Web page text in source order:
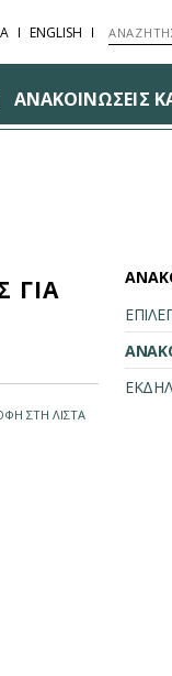
ENGLISH
ΑΝΑΚΟΙΝΩΣΕΙΣ
ΓΙΑ
ΣΤΗ ΛΙΣΤΑ